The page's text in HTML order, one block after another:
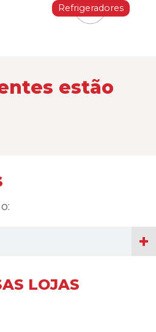
Refrigeradores
estão
LOJAS